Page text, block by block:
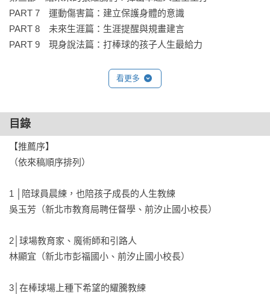
PART 7　運動傷害篇：建立保護身體的意識
PART 8　未來生涯篇：生涯提醒與規畫建言
PART 9　現身說法篇：打棒球的孩子人生最給力
長年觀察基層運動發展，對棒球懷有熱情，深受張耀騰教練的
教育精神感動，傾力參與本書採訪、撰文與整理，只盼張教練
這些寶貴經驗能幫助更多家長看見孩子真正的潛力與成長價
值。
看更多
目錄
【推薦序】
（依來稿順序排列）
1 │陪球員晨練，也陪孩子成長的人生教練
吳玉芳（新北市教育局聘任督學、前汐止國小校長）
2│球場教育家、魔術師和引路人
林顯宜（新北市彭福國小、前汐止國小校長）
3│在棒球場上種下希望的耀騰教練